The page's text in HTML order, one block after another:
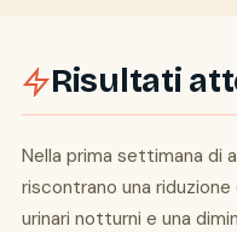
Risultati
Nella prima settimana di
riscontrano una
urinari notturni e una